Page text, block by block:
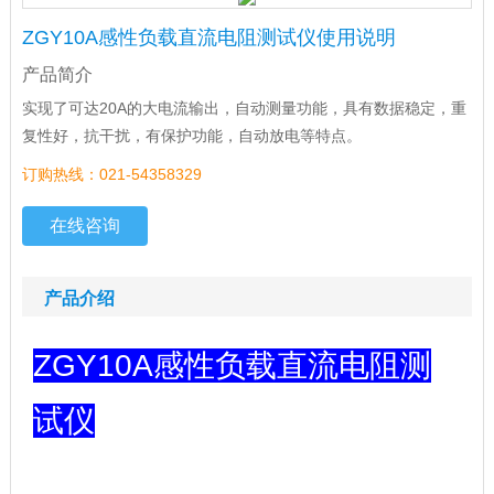
ZGY10A感性负载直流电阻测试仪使用说明
产品简介
实现了可达20A的大电流输出，自动测量功能，具有数据稳定，重
复性好，抗干扰，有保护功能，自动放电等特点。
订购热线：021-54358329
在线咨询
产品介绍
ZGY10A感性负载直流电阻测
试仪